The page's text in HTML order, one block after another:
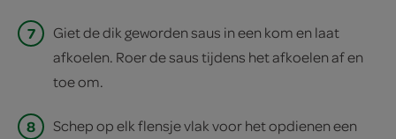
7
Giet de dik geworden saus in een kom en laat
afkoelen. Roer de saus tijdens het afkoelen af en
toe om.
8
Schep op elk flensje vlak voor het opdienen een